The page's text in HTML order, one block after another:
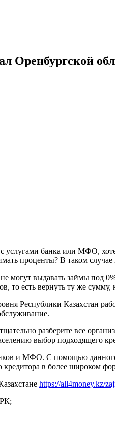
Оренбургской
банка или МФО,
проценты? В таком
выдавать займы под
то есть вернуть ту же сумму,
Республики Казахстан
разберите все
выбор подходящего
и МФО. С помощью данного
в более широком
https://all4money.kz/